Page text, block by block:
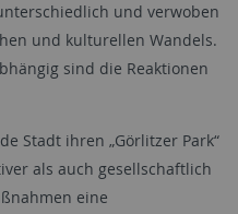
und verwoben
und kulturellen Wandels.
sind die Reaktionen
Stadt ihren „Görlitzer Park“
als auch gesellschaftlich
eine